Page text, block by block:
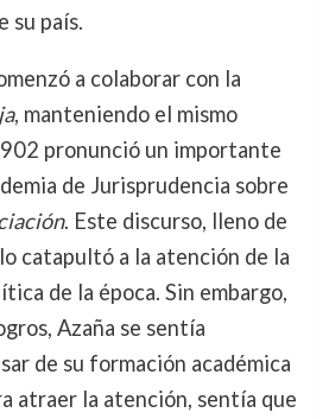
su país.
a colaborar con la
, manteniendo el mismo
pronunció un importante
de Jurisprudencia sobre
. Este discurso, lleno de
catapultó a la atención de la
de la época. Sin embargo,
Azaña se sentía
de su formación académica
atraer la atención, sentía que